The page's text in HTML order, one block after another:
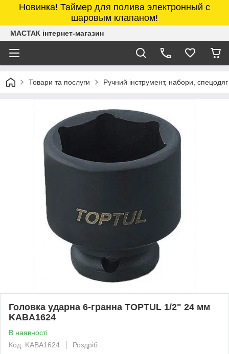
Новинка! Таймер для полива электронный с
шаровым клапаном!
МАСТАК інтернет-магазин
Товари та послуги Ручний інструмент, набори, спецодяг
Головка ударна 6-гранна TOPTUL 1/2" 24 мм
KABA1624
В наявності
Код: KABA1624
Роздріб